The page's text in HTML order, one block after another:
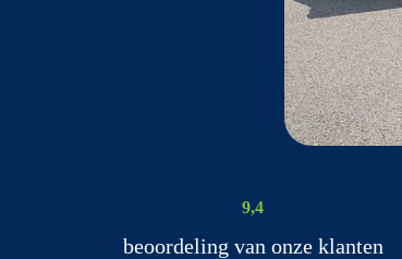
9,4
beoordeling van onze klanten